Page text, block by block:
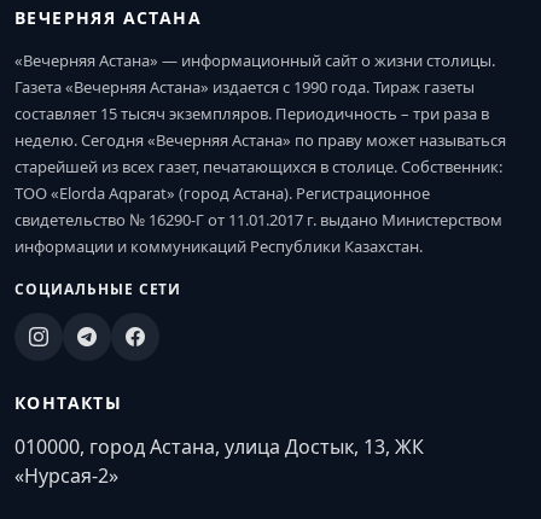
ВЕЧЕРНЯЯ АСТАНА
«Вечерняя Астана» — информационный сайт о жизни столицы.
Газета «Вечерняя Астана» издается с 1990 года. Тираж газеты
составляет 15 тысяч экземпляров. Периодичность – три раза в
неделю. Сегодня «Вечерняя Астана» по праву может называться
старейшей из всех газет, печатающихся в столице. Собственник:
ТОО «Elorda Aqparat» (город Астана). Регистрационное
свидетельство № 16290-Г от 11.01.2017 г. выдано Министерством
информации и коммуникаций Республики Казахстан.
СОЦИАЛЬНЫЕ СЕТИ
КОНТАКТЫ
010000, город Астана, улица Достык, 13, ЖК
«Нурсая-2»